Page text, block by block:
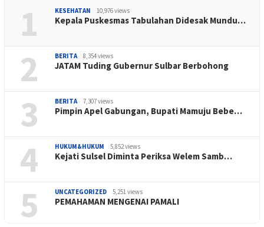
1 KESEHATAN 10,976 views
Kepala Puskesmas Tabulahan Didesak Mundu…
2 BERITA 8,354 views
JATAM Tuding Gubernur Sulbar Berbohong
3 BERITA 7,307 views
Pimpin Apel Gabungan, Bupati Mamuju Bebe…
4 HUKUM&HUKUM 5,852 views
Kejati Sulsel Diminta Periksa Welem Samb…
5 UNCATEGORIZED 5,251 views
PEMAHAMAN MENGENAI PAMALI